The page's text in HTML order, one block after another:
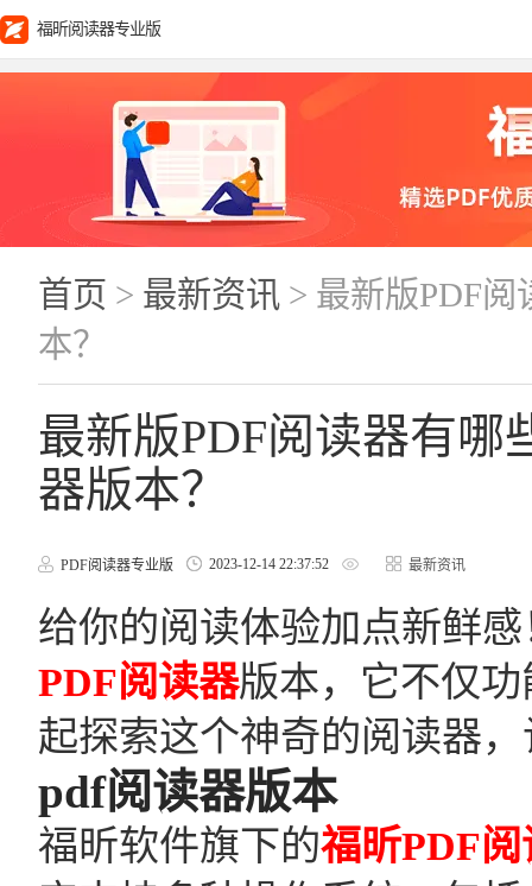
福昕阅读器专业版
首页 > 最新资讯 > 最新版PDF
本？
最新版PDF阅读器有哪
器版本？
PDF阅读器专业版 2023-12-14 22:37:52 最新资讯
给你的阅读体验加点新鲜
PDF阅读器版本，它不仅
起探索这个神奇的阅读器
pdf阅读器版本
福昕软件旗下的福昕PDF阅